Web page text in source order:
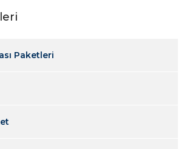
Paketleri